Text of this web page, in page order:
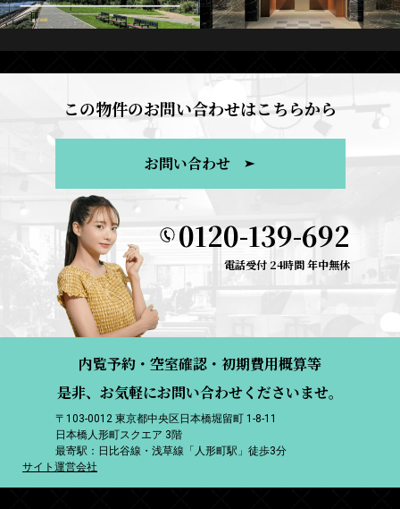
この物件のお問い合わせはこちらから
お問い合わせ
0120-139-692
電話受付 24時間 年中無休
内覧予約・空室確認・初期費用概算等
是非、お気軽にお問い合わせくださいませ。
〒103-0012 東京都中央区日本橋堀留町 1-8-11
日本橋人形町スクエア 3階
最寄駅：日比谷線・浅草線「人形町駅」徒歩3分
サイト運営会社